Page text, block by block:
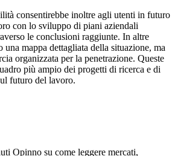
consentirebbe inoltre agli utenti in futuro
con lo sviluppo di piani aziendali
le conclusioni raggiunte. In altre
una mappa dettagliata della situazione, ma
organizzata per la penetrazione. Queste
più ampio dei progetti di ricerca e di
futuro del lavoro.
Opinno su come leggere mercati,